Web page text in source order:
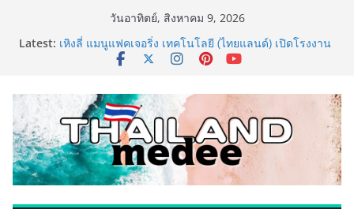
วันอาทิตย์, สิงหาคม 9, 2026
Latest: เหิงลี่ แมนูแฟคเจอริ่ง เทคโนโลยี (ไทยแลนด์) เปิดโรงงาน
แห่งใหม่ในชลบุรี เดินหน้าขยายฐานการผลิตสู่เอเชียตะวัน
LORDNINE จัดศึกคนดังสายเกม ไทย ปะทะ ฟิลิปปินส์ ใน
“Rise of the Tenth Lord” เปิดสงครามกิลด์ข้ามประเทศ
ฉลองเซิร์ฟเวอร์ใหม่ เฮเลนา
PIPPER STANDARD® เปิดตัวแชมพูอาบน้ำ และ โฟมอาบ
แห้งสัตว์เลี้ยง ชูนวัตกรรมพลังธรรมชาติ “Zero-Residue”
เลียขนได้ ปลอดภัย ไร้สารตกค้าง
เริ่มแล้ว! อ.ต.ก.แฟร์ 4 ภาค @ภาคกลาง “มนต์เสน่ห์เกษตร
ไทย สู่ใจกลางมหานคร” ชวนชิม ช้อป สินค้าเกษตร